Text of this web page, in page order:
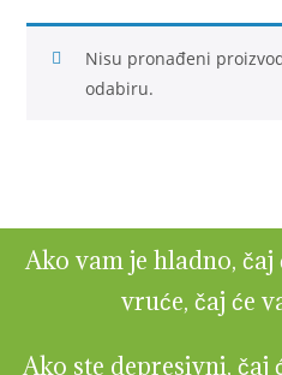
Nisu pronađeni
odabiru.
Ako vam je hladno,
vruće, čaj će
Ako ste depresivni, čaj